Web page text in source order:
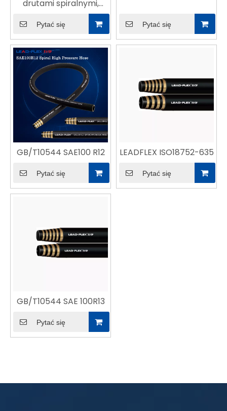
drutami spiralnymi,
wysokotemperaturowy
ISO18752-621
Pytać się Pytać się
GB/T10544 SAE100 R12
Pytać się
LEADFLEX ISO18752-635
Pytać się
GB/T10544 SAE 100R13
Pytać się